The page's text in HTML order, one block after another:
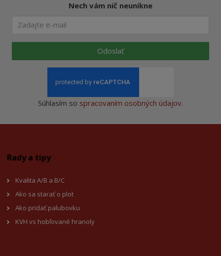
Nech vám nič neunikne
Odoslať
Súhlasím so spracovaním osobných údajov.
Rady a tipy
Kvalita A/B a B/C
Ako sa starať o plot
Ako pridať palubovku
KVH vs hobľované hranoly